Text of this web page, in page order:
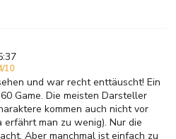
10
und war recht enttäuscht! Ein
Game. Die meisten Darsteller
kommen auch nicht vor
man zu wenig). Nur die
Aber manchmal ist einfach zu